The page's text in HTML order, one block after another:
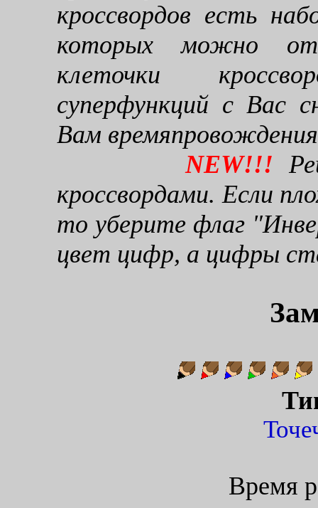
кроссвордов есть
которых можно
клеточки
суперфункций с Вас
Вам
NEW!!!
кроссвордами. Если
то уберите флаг
цвет цифр, а цифры
Время